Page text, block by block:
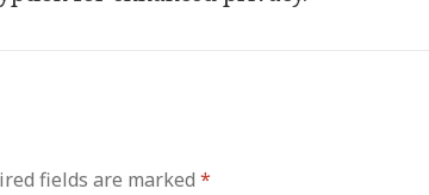
fields are marked *